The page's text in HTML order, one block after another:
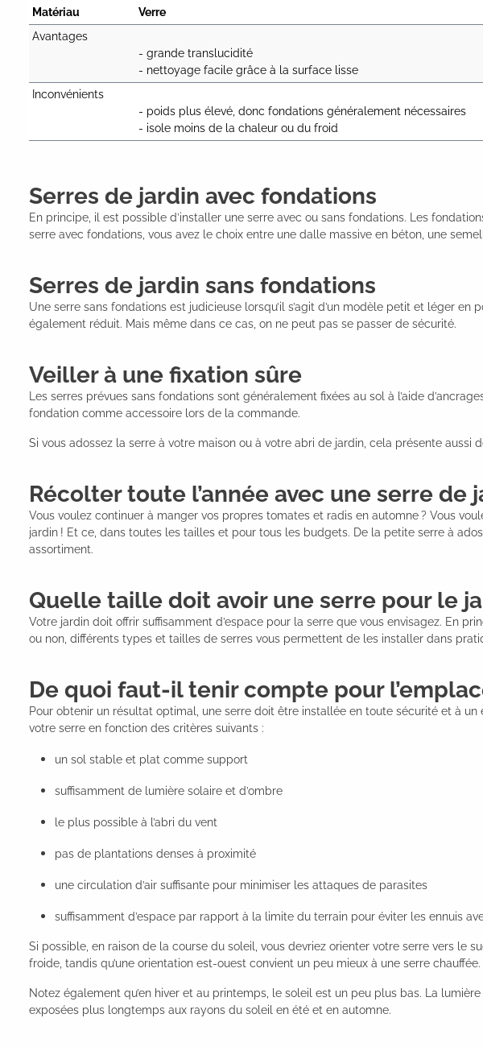
Matériau
Verre
Avantages
- grande translucidité
- nettoyage facile grâce à la surface lisse
Inconvénients
- poids plus élevé, donc fondations généralement nécessaires
- isole moins de la chaleur ou du froid
Serres de jardin avec fondations
En principe, il est possible d’installer une serre avec ou sans fondations. Les
serre avec fondations, vous avez le choix entre une dalle massive en béton, une
Serres de jardin sans fondations
Une serre sans fondations est judicieuse lorsqu’il s’agit d’un modèle petit et léger
également réduit. Mais même dans ce cas, on ne peut pas se passer de sécurité.
Veiller à une fixation sûre
Les serres prévues sans fondations sont généralement fixées au sol à l’aide
fondation comme accessoire lors de la commande.
Si vous adossez la serre à votre maison ou à votre abri de jardin, cela présente
Récolter toute l’année avec une serre de
Vous voulez continuer à manger vos propres tomates et radis en automne ? Vous
jardin ! Et ce, dans toutes les tailles et pour tous les budgets. De la petite serre à
assortiment.
Quelle taille doit avoir une serre pour le
Votre jardin doit offrir suffisamment d’espace pour la serre que vous envisagez. En
ou non, différents types et tailles de serres vous permettent de les installer dans
De quoi faut-il tenir compte pour
Pour obtenir un résultat optimal, une serre doit être installée en toute sécurité et à
votre serre en fonction des critères suivants :
un sol stable et plat comme support
suffisamment de lumière solaire et d’ombre
le plus possible à l’abri du vent
pas de plantations denses à proximité
une circulation d’air suffisante pour minimiser les attaques de parasites
suffisamment d’espace par rapport à la limite du terrain pour éviter les ennuis
Si possible, en raison de la course du soleil, vous devriez orienter votre serre vers le
froide, tandis qu’une orientation est-ouest convient un peu mieux à une serre chauffée.
Notez également qu’en hiver et au printemps, le soleil est un peu plus bas. La
exposées plus longtemps aux rayons du soleil en été et en automne.